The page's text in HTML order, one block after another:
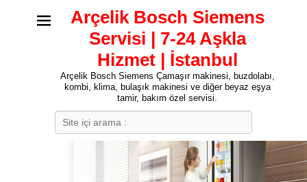
Arçelik Bosch Siemens
Servisi | 7-24 Aşkla
Hizmet | İstanbul
Arçelik Bosch Siemens Çamaşır makinesi, buzdolabı,
kombi, klima, bulaşık makinesi ve diğer beyaz eşya
tamir, bakım özel servisi.